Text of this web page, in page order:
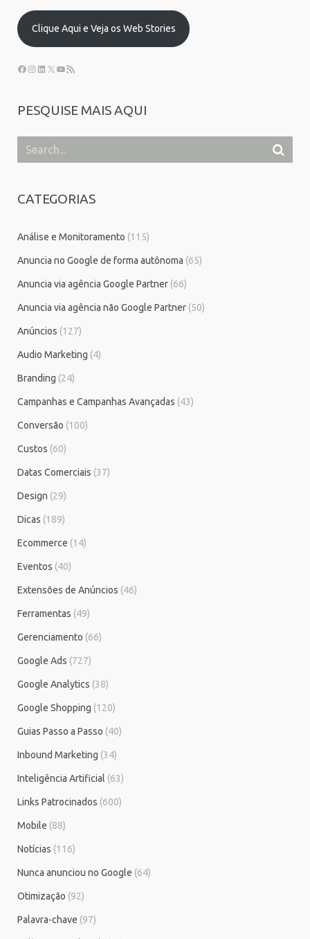
Clique Aqui e Veja os Web Stories
PESQUISE MAIS AQUI
CATEGORIAS
Análise e Monitoramento (115)
Anuncia no Google de forma autônoma (65)
Anuncia via agência Google Partner (66)
Anuncia via agência não Google Partner (50)
Anúncios (127)
Audio Marketing (4)
Branding (24)
Campanhas e Campanhas Avançadas (43)
Conversão (100)
Custos (60)
Datas Comerciais (37)
Design (29)
Dicas (189)
Ecommerce (14)
Eventos (40)
Extensões de Anúncios (46)
Ferramentas (49)
Gerenciamento (66)
Google Ads (727)
Google Analytics (38)
Google Shopping (120)
Guias Passo a Passo (40)
Inbound Marketing (34)
Inteligência Artificial (63)
Links Patrocinados (600)
Mobile (88)
Notícias (116)
Nunca anunciou no Google (64)
Otimização (92)
Palavra-chave (97)